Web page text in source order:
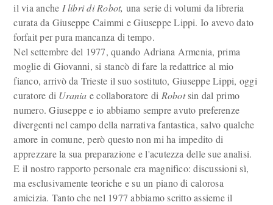
il via anche I libri di Robot, una serie di volumi da libreria
curata da Giuseppe Caimmi e Giuseppe Lippi. Io avevo dato
forfait per pura mancanza di tempo.
Nel settembre del 1977, quando Adriana Armenia, prima
moglie di Giovanni, si stancò di fare la redattrice al mio
fianco, arrivò da Trieste il suo sostituto, Giuseppe Lippi, oggi
curatore di Urania e collaboratore di Robotsin dal primo
numero. Giuseppe e io abbiamo sempre avuto preferenze
divergenti nel campo della narrativa fantastica, salvo qualche
amore in comune, però questo non mi ha impedito di
apprezzare la sua preparazione e l'acutezza delle sue analisi.
E il nostro rapporto personale era magnifico: discussioni sì,
ma esclusivamente teoriche e su un piano di calorosa
amicizia. Tanto che nel 1977 abbiamo scritto assieme il